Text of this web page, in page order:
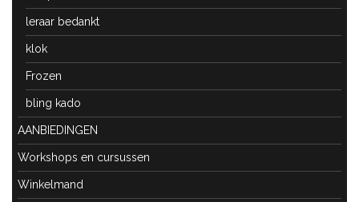
leraar bedankt
klok
Frozen
bling kado
AANBIEDINGEN
Workshops en cursussen
Winkelmand